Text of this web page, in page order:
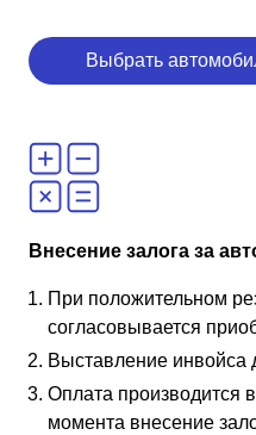
Выбрать
Внесение залога за
При положительном
согласовывается
Выставление инвойса
Оплата производится
момента внесение